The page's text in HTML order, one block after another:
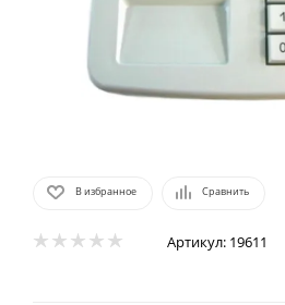
В избранное Сравнить
Артикул: 19611